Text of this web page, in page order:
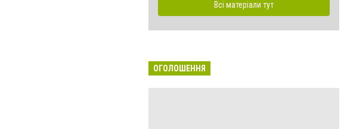
Всі матеріали тут
ОГОЛОШЕННЯ